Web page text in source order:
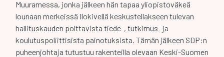
Muuramessa, jonka jälkeen hän tapaa yliopistoväkeä
lounaan merkeissä Ilokivellä keskustellakseen tulevan
hallituskauden polttavista tiede-, tutkimus- ja
koulutuspoliittisista painotuksista. Tämän jälkeen SDP:n
puheenjohtaja tutustuu rakenteilla olevaan Keski-Suomen